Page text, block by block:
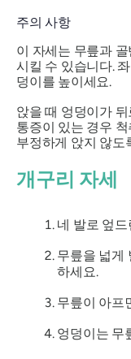
주의 사항
이 자세는 무릎과
시킬 수 있습니다.
덩이를 높이세요.
앉을 때 엉덩이가
통증이 있는 경우
부정하게 앉지 않도
개구리 자세
네 발로 엎
무릎을 넓게
하세요.
무릎이 아프
엉덩이는 무